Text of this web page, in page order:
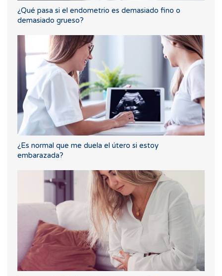
¿Qué pasa si el endometrio es demasiado fino o
demasiado grueso?
¿Es normal que me duela el útero si estoy
embarazada?